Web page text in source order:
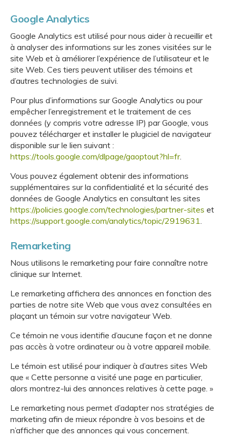
Google Analytics
Google Analytics est utilisé pour nous aider à recueillir et
à analyser des informations sur les zones visitées sur le
site Web et à améliorer l’expérience de l’utilisateur et le
site Web. Ces tiers peuvent utiliser des témoins et
d’autres technologies de suivi.
Pour plus d’informations sur Google Analytics ou pour
empêcher l’enregistrement et le traitement de ces
données (y compris votre adresse IP) par Google, vous
pouvez télécharger et installer le plugiciel de navigateur
disponible sur le lien suivant :
https://tools.google.com/dlpage/gaoptout?hl=fr.
Vous pouvez également obtenir des informations
supplémentaires sur la confidentialité et la sécurité des
données de Google Analytics en consultant les sites
https://policies.google.com/technologies/partner-sites et
https://support.google.com/analytics/topic/2919631.
Remarketing
Nous utilisons le remarketing pour faire connaître notre
clinique sur Internet.
Le remarketing affichera des annonces en fonction des
parties de notre site Web que vous avez consultées en
plaçant un témoin sur votre navigateur Web.
Ce témoin ne vous identifie d’aucune façon et ne donne
pas accès à votre ordinateur ou à votre appareil mobile.
Le témoin est utilisé pour indiquer à d’autres sites Web
que « Cette personne a visité une page en particulier,
alors montrez-lui des annonces relatives à cette page. »
Le remarketing nous permet d’adapter nos stratégies de
marketing afin de mieux répondre à vos besoins et de
n’afficher que des annonces qui vous concernent.